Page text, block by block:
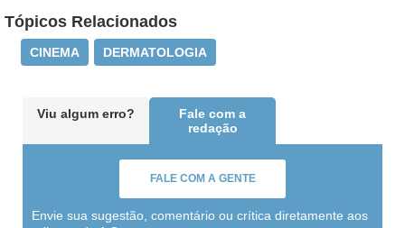
Tópicos Relacionados
CINEMA DERMATOLOGIA
Viu algum erro?
Fale com a
redação
FALE COM A GENTE
Envie sua sugestão, comentário ou crítica diretamente aos